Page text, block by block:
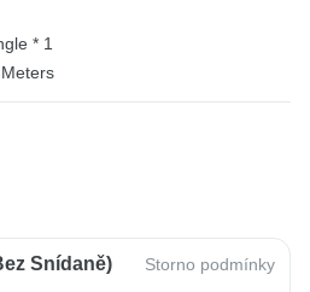
* 1
Snídaně) Storno podmínky